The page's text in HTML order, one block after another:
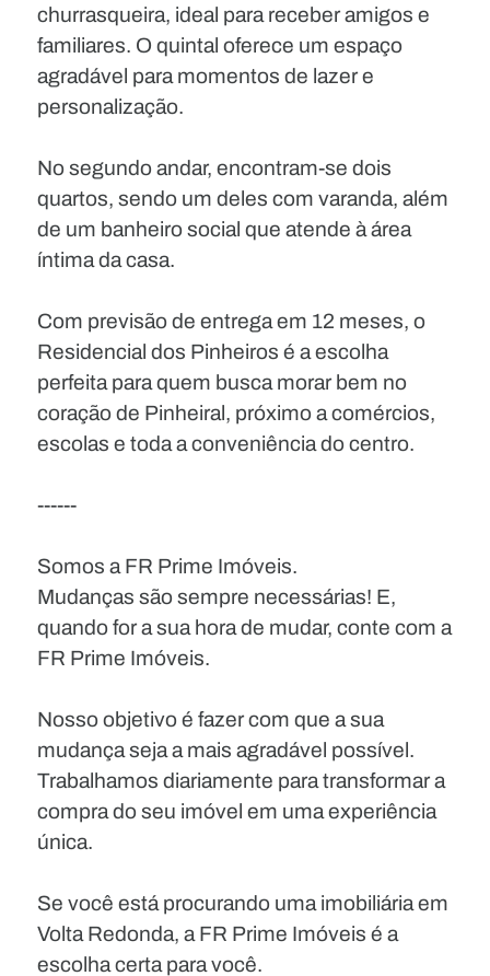
churrasqueira, ideal para receber amigos e
familiares. O quintal oferece um espaço
agradável para momentos de lazer e
personalização.
No segundo andar, encontram-se dois
quartos, sendo um deles com varanda, além
de um banheiro social que atende à área
íntima da casa.
Com previsão de entrega em 12 meses, o
Residencial dos Pinheiros é a escolha
perfeita para quem busca morar bem no
coração de Pinheiral, próximo a comércios,
escolas e toda a conveniência do centro.
------
Somos a FR Prime Imóveis.
Mudanças são sempre necessárias! E,
quando for a sua hora de mudar, conte com a
FR Prime Imóveis.
Nosso objetivo é fazer com que a sua
mudança seja a mais agradável possível.
Trabalhamos diariamente para transformar a
compra do seu imóvel em uma experiência
única.
Se você está procurando uma imobiliária em
Volta Redonda, a FR Prime Imóveis é a
escolha certa para você.